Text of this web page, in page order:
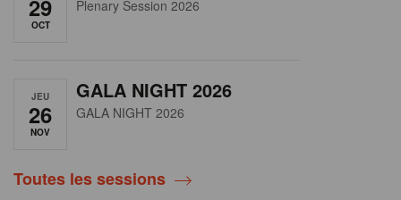
29
OCT
Plenary Session 2026
JEU
26
NOV
GALA NIGHT 2026
GALA NIGHT 2026
Toutes les sessions